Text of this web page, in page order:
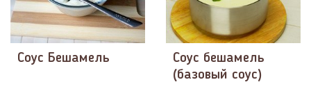
Соус Бешамель
Соус бешамель
(базовый соус)